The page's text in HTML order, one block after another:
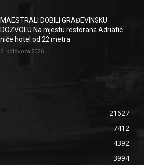
MAESTRALI DOBILI GRAĐEVINSKU
DOZVOLU Na mjestu restorana Adriatic
niče hotel od 22 metra
6. kolovoza 2026.
21627
7412
4392
3994